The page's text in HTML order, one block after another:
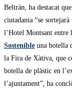
Beltrán, ha destacat
ciutadania “se
l’Hotel Montsant entre
Sostenible una botella
la Fira de Xàtiva, que
botella de plàstic en
l’ajuntament”, ha